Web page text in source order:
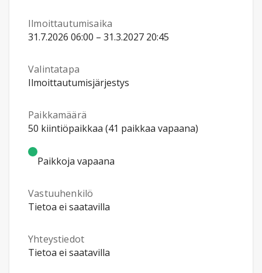
Ilmoittautumisaika
31.7.2026 06:00 – 31.3.2027 20:45
Valintatapa
Ilmoittautumisjärjestys
Paikkamäärä
50 kiintiöpaikkaa (41 paikkaa vapaana)
Paikkoja vapaana
Vastuuhenkilö
Tietoa ei saatavilla
Yhteystiedot
Tietoa ei saatavilla